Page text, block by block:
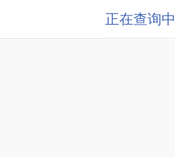
正在查询中